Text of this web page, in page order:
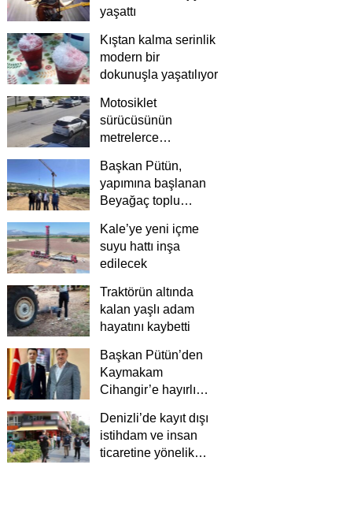
yaşattı
Kıştan kalma serinlik
modern bir
dokunuşla yaşatılıyor
Motosiklet
sürücüsünün
metrelerce
güvenlik
kamerasında
Başkan Pütün,
yapımına başlanan
Beyağaç toplu
Kale’ye yeni içme
suyu hattı inşa
edilecek
Traktörün altında
kalan yaşlı adam
hayatını kaybetti
Başkan Pütün’den
Kaymakam
Cihangir’e hayırlı
Denizli’de kayıt dışı
istihdam ve insan
ticaretine yönelik